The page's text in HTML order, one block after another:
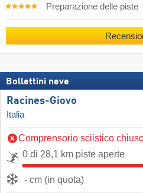
Preparazione delle piste
Bollettini neve
Racines-Giovo
Italia
Comprensorio sciistico
0 di 28,1 km piste aperte
- cm (in quota)